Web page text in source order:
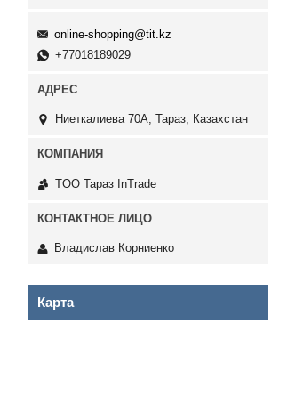
online-shopping@tit.kz
+77018189029
Ниеткалиева 70А, Тараз, Казахстан
TOO Тараз InTrade
Владислав Корниенко
Карта